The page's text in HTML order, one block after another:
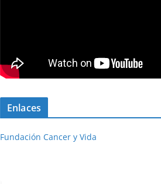
Enlaces
Fundación Cancer y Vida